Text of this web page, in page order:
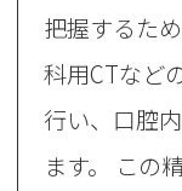
把握するた
科用CTなど
行い、口腔
ます。 この